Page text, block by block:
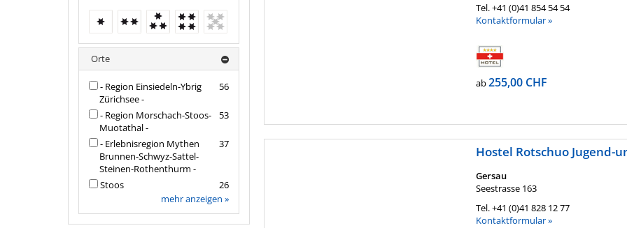
Tel.+41 (0)41 854 54 54
Kontaktformular »
ab255,00 CHF
Hostel Rotschuo Jugend-
Gersau
Seestrasse 163
Tel.+41 (0)41 828 12 77
Kontaktformular »
1 Stern 2 Sterne3 Sterne 4 Sternekeine
weiteren
Treffer
Orte
56
- Region Einsiedeln-Ybrig
Zürichsee -
53
- Region Morschach-Stoos-
Muotathal -
37
- Erlebnisregion Mythen
Brunnen-Schwyz-Sattel-
Steinen-Rothenthurm -
26
Stoos
mehr anzeigen »